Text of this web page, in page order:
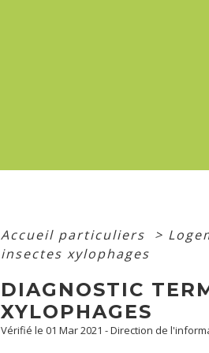
Accueil particuliers >
insectes xylophages
DIAGNOSTIC
XYLOPHAGES
Vérifié le 01 Mar 2021 - Direction de